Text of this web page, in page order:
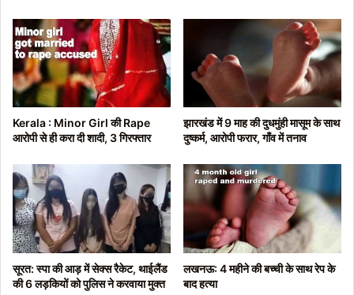
Kerala : Minor Girl की Rape
आरोपी से ही करा दी शादी, 3 गिरफ्तार
झारखंड में 9 माह की दुधमुंही मासूम के साथ
दुष्कर्म, आरोपी फरार, गाँव में तनाव
सूरत: स्पा की आड़ में सेक्स रैकेट, थाईलैंड
की 6 लड़कियों को पुलिस ने करवाया मुक्त
लखनऊ: 4 महीने की बच्ची के साथ रेप के
बाद हत्या